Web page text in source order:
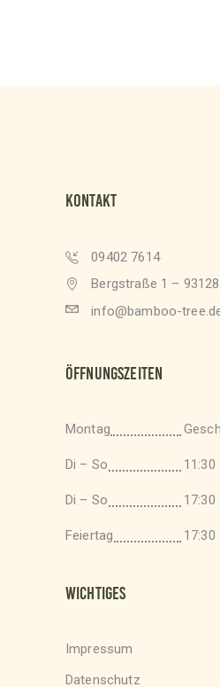
KONTAKT
09402 7614
Bergstraße 1 –
info@bamboo-
ÖFFNUNGSZEITEN
Montag
Di – So 11:30
Di – So 17:30
Feiertag 17:30
WICHTIGES
Impressum
Datenschutz